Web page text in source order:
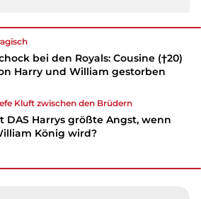
bei den Royals: Cousine (†20)
Harry und William gestorben
Kluft zwischen den Brüdern
DAS Harrys größte Angst, wenn
König wird?